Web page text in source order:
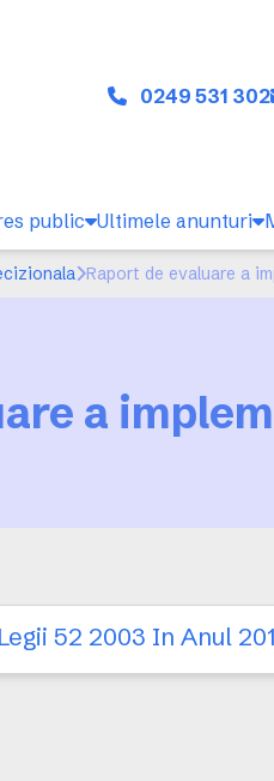
0249 531 302
public Ultimele anunturi
a
52 2003 In Anul